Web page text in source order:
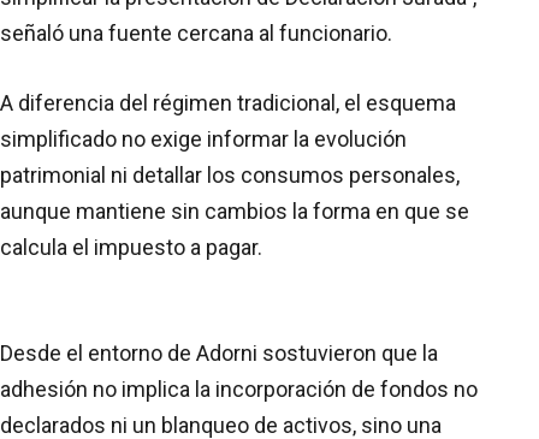
señaló una fuente cercana al funcionario.
A diferencia del régimen tradicional, el esquema
simplificado no exige informar la evolución
patrimonial ni detallar los consumos personales,
aunque mantiene sin cambios la forma en que se
calcula el impuesto a pagar.
Desde el entorno de Adorni sostuvieron que la
adhesión no implica la incorporación de fondos no
declarados ni un blanqueo de activos, sino una